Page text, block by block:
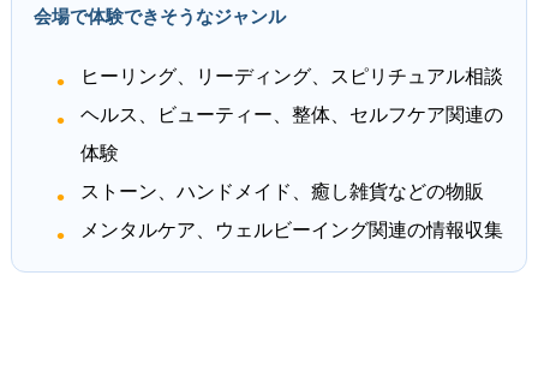
会場で体験できそうなジャンル
ヒーリング、リーディング、スピリチュアル相談
ヘルス、ビューティー、整体、セルフケア関連の
体験
ストーン、ハンドメイド、癒し雑貨などの物販
メンタルケア、ウェルビーイング関連の情報収集